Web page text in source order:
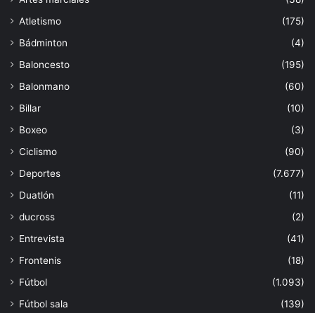
Atletismo
(175)
Bádminton
(4)
Baloncesto
(195)
Balonmano
(60)
Billar
(10)
Boxeo
(3)
Ciclismo
(90)
Deportes
(7.677)
Duatlón
(11)
ducross
(2)
Entrevista
(41)
Frontenis
(18)
Fútbol
(1.093)
Fútbol sala
(139)